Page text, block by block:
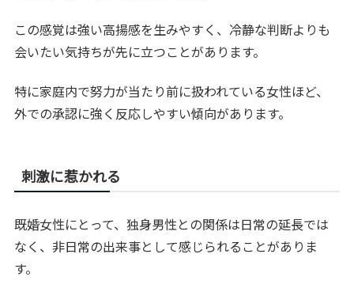
この感覚は強い高揚感を生みやすく、冷静な判断よりも
会いたい気持ちが先に立つことがあります。
特に家庭内で努力が当たり前に扱われている女性ほど、
外での承認に強く反応しやすい傾向があります。
刺激に惹かれる
既婚女性にとって、独身男性との関係は日常の延長では
なく、非日常の出来事として感じられることがありま
す。